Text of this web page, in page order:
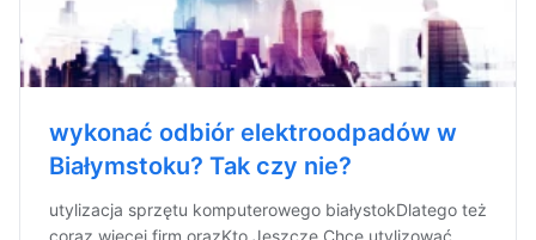
wykonać odbiór elektroodpadów w
Białymstoku? Tak czy nie?
utylizacja sprzętu komputerowego białystokDlatego też
coraz więcej firm orazKto Jeszcze Chce utylizować